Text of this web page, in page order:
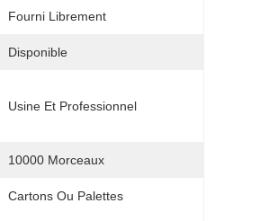
Fourni Librement
Disponible
Usine Et Professionnel
10000 Morceaux
Cartons Ou Palettes